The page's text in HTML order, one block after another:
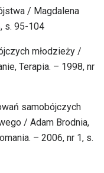
/ Magdalena
s. 95-104
młodzieży /
Terapia. – 1998, nr
samobójczych
/ Adam Brodnia,
– 2006, nr 1, s.